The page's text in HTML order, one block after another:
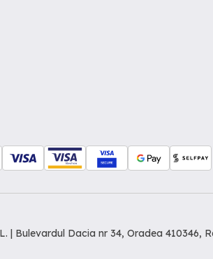
| Bulevardul Dacia nr 34, Oradea 410346,